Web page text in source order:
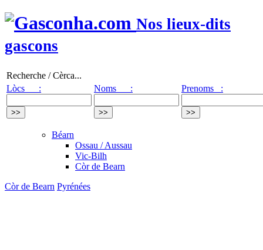
Nos lieux-dits
gascons
Recherche / Cèrca...
Lòcs :
Noms : Prenoms :
Béarn
Ossau / Aussau
Vic-Bilh
Còr de Bearn
Còr de Bearn Pyrénées